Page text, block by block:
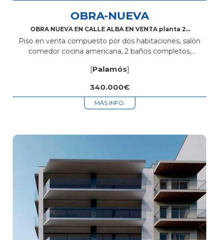
OBRA-NUEVA
OBRA NUEVA EN CALLE ALBA EN VENTA planta 2ª
Piso en venta compuesto por dos habitaciones, salón
comedor cocina americana, 2 baños completos,
parking. Está situado en zona centro cerca de...
[Palamós]
340.000€
MÁS INFO.